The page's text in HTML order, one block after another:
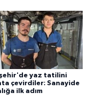
yaz tatilini
çevirdiler: Sanayide
ilk adım